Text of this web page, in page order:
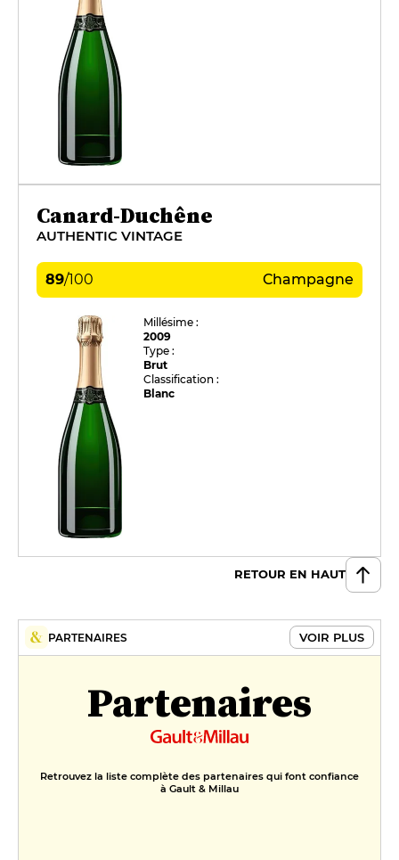
Canard-Duchêne
AUTHENTIC VINTAGE
89/100 Champagne
Millésime :
2009
Type :
Brut
Classification :
Blanc
RETOUR EN HAUT
PARTENAIRES VOIR PLUS
Partenaires
Retrouvez la liste complète des partenaires qui font confiance
à Gault & Millau